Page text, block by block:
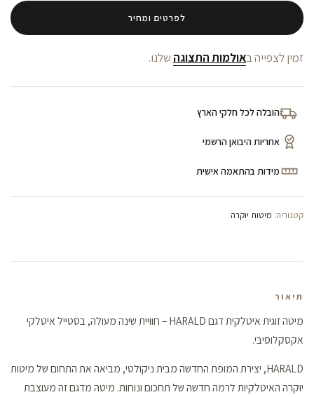
לפרטים ומחיר
זמין לצפייה באולמות התצוגה שלנו.
הובלה לכל חלקי הארץ
אחריות היבואן הרשמי
מידות בהתאמה אישית
קטגוריה: מיטות יוקרה
תיאור
מיטה זוגית איטלקית דגם HARALD – חוויית שינה מעולה, בסטייל איטלקי
אקסקלוסיבי.
HARALD, יצירת המופת החדשה מבית ניקולטי, מביאה את התחום של מיטות
יוקרה האיטלקיות לרמה חדשה של תחכום ונוחות. מיטה מדגם זה מעוצבת